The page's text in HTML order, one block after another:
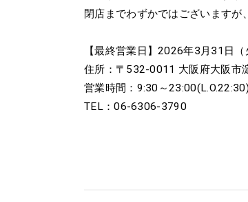
閉店までわずかではございますが
【最終営業日】2026年3月31日（
住所：〒532-0011 大阪府大阪市
営業時間：9:30～23:00(L.O.22:30)
TEL：06-6306-3790